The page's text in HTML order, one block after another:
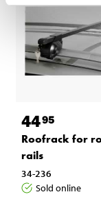
4495
Roofrack for
rails
34-236
Sold online